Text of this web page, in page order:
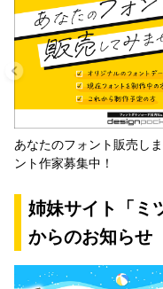
あなたのフォント販売し
ント作家募集中！
姉妹サイト「ミ
からのお知らせ